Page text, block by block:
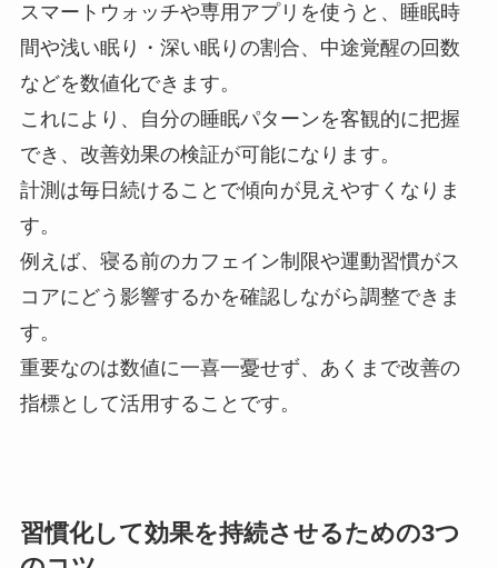
スマートウォッチや専用アプリを使うと、睡眠時
間や浅い眠り・深い眠りの割合、中途覚醒の回数
などを数値化できます。
これにより、自分の睡眠パターンを客観的に把握
でき、改善効果の検証が可能になります。
計測は毎日続けることで傾向が見えやすくなりま
す。
例えば、寝る前のカフェイン制限や運動習慣がス
コアにどう影響するかを確認しながら調整できま
す。
重要なのは数値に一喜一憂せず、あくまで改善の
指標として活用することです。
習慣化して効果を持続させるための3つ